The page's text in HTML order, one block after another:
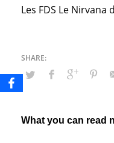
Les FDS Le Nirvana
What you can read